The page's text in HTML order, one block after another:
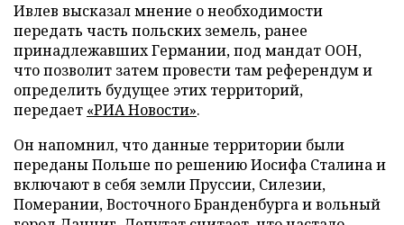
Ивлев высказал мнение о необходимости
передать часть польских земель, ранее
принадлежавших Германии, под мандат ООН,
что позволит затем провести там референдум и
определить будущее этих территорий,
передает «РИА Новости».
Он напомнил, что данные территории были
переданы Польше по решению Иосифа Сталина и
включают в себя земли Пруссии, Силезии,
Померании, Восточного Бранденбурга и вольный